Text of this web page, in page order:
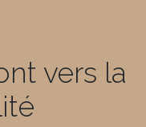
vers la